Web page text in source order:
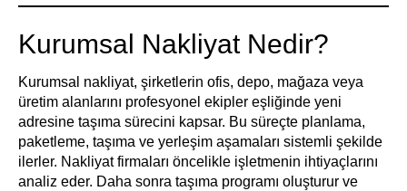
Kurumsal Nakliyat Nedir?
Kurumsal nakliyat, şirketlerin ofis, depo, mağaza veya
üretim alanlarını profesyonel ekipler eşliğinde yeni
adresine taşıma sürecini kapsar. Bu süreçte planlama,
paketleme, taşıma ve yerleşim aşamaları sistemli şekilde
ilerler. Nakliyat firmaları öncelikle işletmenin ihtiyaçlarını
analiz eder. Daha sonra taşıma programı oluşturur ve